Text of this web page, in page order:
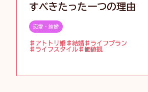
すべきたった一つの理由
恋愛・結婚
アトトリ婚 結婚
ライフプラン
ライフスタイル
価値観